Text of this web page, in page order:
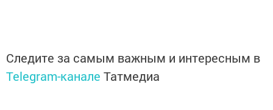
Следите за самым важным и интересным в
Telegram-канале Татмедиа